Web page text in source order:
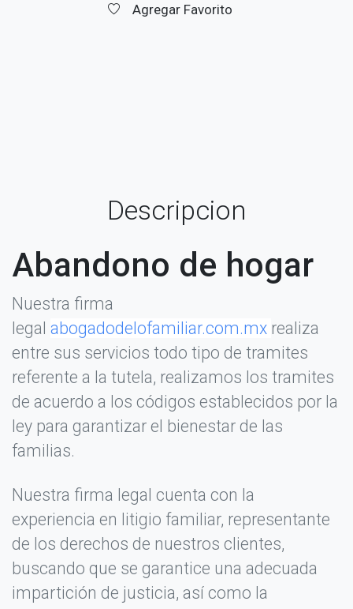
Agregar Favorito
Descripcion
Abandono de hogar
Nuestra firma
legal abogadodelofamiliar.com.mx realiza
entre sus servicios todo tipo de tramites
referente a la tutela, realizamos los tramites
de acuerdo a los códigos establecidos por la
ley para garantizar el bienestar de las
familias.
Nuestra firma legal cuenta con la
experiencia en litigio familiar, representante
de los derechos de nuestros clientes,
buscando que se garantice una adecuada
impartición de justicia, así como la